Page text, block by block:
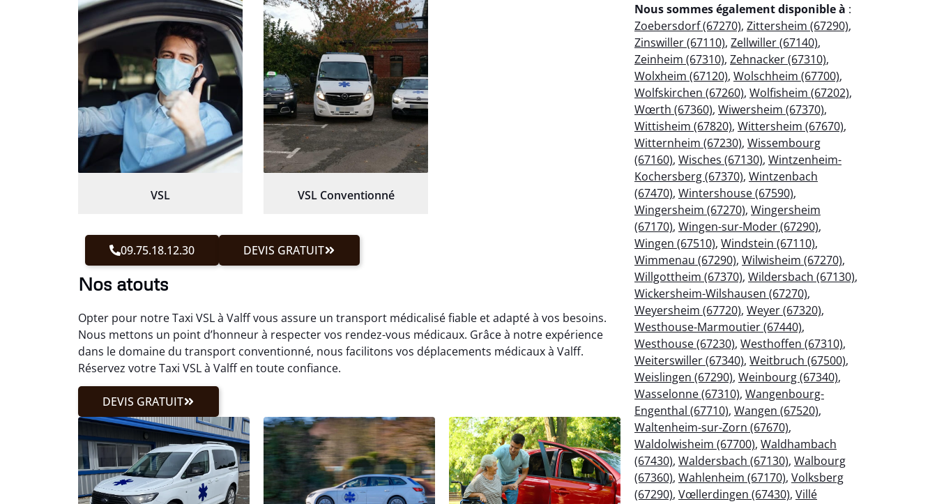
VSL VSL Conventionné
09.75.18.12.30 DEVIS GRATUIT
Nos atouts
Opter pour notre Taxi VSL à Valff vous assure un transport médicalisé fiable et adapté à vos besoins.
Nous mettons un point d’honneur à respecter vos rendez-vous médicaux. Grâce à notre expérience
dans le domaine du transport conventionné, nous facilitons vos déplacements médicaux à Valff.
Réservez votre Taxi VSL à Valff en toute confiance.
DEVIS GRATUIT
Nous sommes également disponible à :
Zoebersdorf (67270), Zittersheim (67290),
Zinswiller (67110), Zellwiller (67140),
Zeinheim (67310), Zehnacker (67310),
Wolxheim (67120), Wolschheim (67700),
Wolfskirchen (67260), Wolfisheim (67202),
Wœrth (67360), Wiwersheim (67370),
Wittisheim (67820), Wittersheim (67670),
Witternheim (67230), Wissembourg
(67160), Wisches (67130), Wintzenheim-
Kochersberg (67370), Wintzenbach
(67470), Wintershouse (67590),
Wingersheim (67270), Wingersheim
(67170), Wingen-sur-Moder (67290),
Wingen (67510), Windstein (67110),
Wimmenau (67290), Wilwisheim (67270),
Willgottheim (67370), Wildersbach (67130),
Wickersheim-Wilshausen (67270),
Weyersheim (67720), Weyer (67320),
Westhouse-Marmoutier (67440),
Westhouse (67230), Westhoffen (67310),
Weiterswiller (67340), Weitbruch (67500),
Weislingen (67290), Weinbourg (67340),
Wasselonne (67310), Wangenbourg-
Engenthal (67710), Wangen (67520),
Waltenheim-sur-Zorn (67670),
Waldolwisheim (67700), Waldhambach
(67430), Waldersbach (67130), Walbourg
(67360), Wahlenheim (67170), Volksberg
(67290), Vœllerdingen (67430), Villé